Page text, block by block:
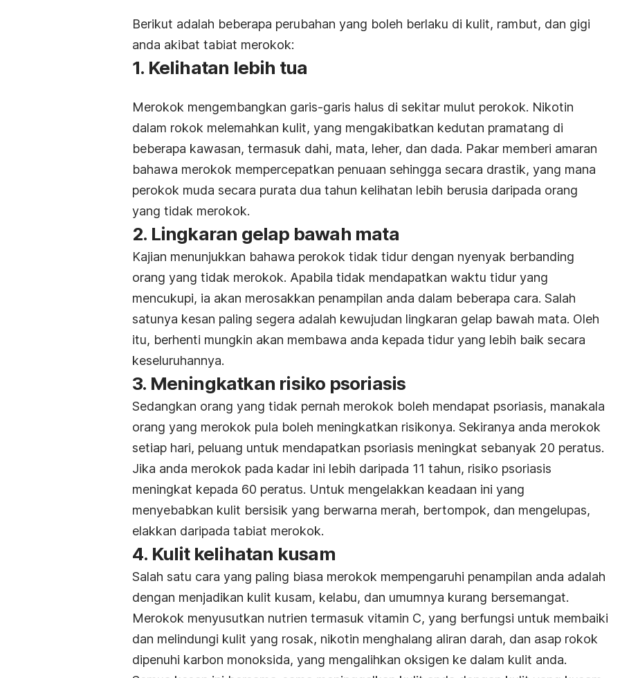
Berikut adalah beberapa perubahan yang boleh berlaku di kulit, rambut, dan gigi
anda akibat tabiat merokok:
1. Kelihatan lebih tua
Merokok mengembangkan garis-garis halus di sekitar mulut perokok. Nikotin
dalam rokok melemahkan kulit, yang mengakibatkan kedutan pramatang di
beberapa kawasan, termasuk dahi, mata, leher, dan dada. Pakar memberi amaran
bahawa merokok mempercepatkan penuaan sehingga secara drastik, yang mana
perokok muda secara purata dua tahun kelihatan lebih berusia daripada orang
yang tidak merokok.
2. Lingkaran gelap bawah mata
Kajian menunjukkan bahawa perokok tidak tidur dengan nyenyak berbanding
orang yang tidak merokok. Apabila tidak mendapatkan waktu tidur yang
mencukupi, ia akan merosakkan penampilan anda dalam beberapa cara. Salah
satunya kesan paling segera adalah kewujudan lingkaran gelap bawah mata. Oleh
itu, berhenti mungkin akan membawa anda kepada tidur yang lebih baik secara
keseluruhannya.
3. Meningkatkan risiko psoriasis
Sedangkan orang yang tidak pernah merokok boleh mendapat psoriasis, manakala
orang yang merokok pula boleh meningkatkan risikonya. Sekiranya anda merokok
setiap hari, peluang untuk mendapatkan psoriasis meningkat sebanyak 20 peratus.
Jika anda merokok pada kadar ini lebih daripada 11 tahun, risiko psoriasis
meningkat kepada 60 peratus. Untuk mengelakkan keadaan ini yang
menyebabkan kulit bersisik yang berwarna merah, bertompok, dan mengelupas,
elakkan daripada tabiat merokok.
4. Kulit kelihatan kusam
Salah satu cara yang paling biasa merokok mempengaruhi penampilan anda adalah
dengan menjadikan kulit kusam, kelabu, dan umumnya kurang bersemangat.
Merokok menyusutkan nutrien termasuk vitamin C, yang berfungsi untuk membaiki
dan melindungi kulit yang rosak, nikotin menghalang aliran darah, dan asap rokok
dipenuhi karbon monoksida, yang mengalihkan oksigen ke dalam kulit anda.